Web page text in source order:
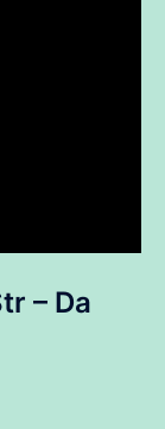
– Da